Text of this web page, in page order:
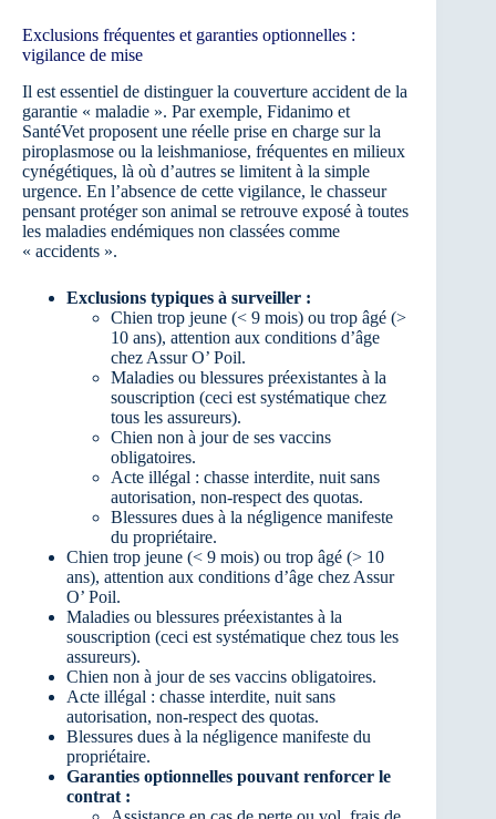
Exclusions fréquentes et garanties optionnelles :
vigilance de mise
Il est essentiel de distinguer la couverture accident de la
garantie « maladie ». Par exemple, Fidanimo et
SantéVet proposent une réelle prise en charge sur la
piroplasmose ou la leishmaniose, fréquentes en milieux
cynégétiques, là où d’autres se limitent à la simple
urgence. En l’absence de cette vigilance, le chasseur
pensant protéger son animal se retrouve exposé à toutes
les maladies endémiques non classées comme
« accidents ».
Exclusions typiques à surveiller :
Chien trop jeune (< 9 mois) ou trop âgé (>
10 ans), attention aux conditions d’âge
chez Assur O’ Poil.
Maladies ou blessures préexistantes à la
souscription (ceci est systématique chez
tous les assureurs).
Chien non à jour de ses vaccins
obligatoires.
Acte illégal : chasse interdite, nuit sans
autorisation, non-respect des quotas.
Blessures dues à la négligence manifeste
du propriétaire.
Chien trop jeune (< 9 mois) ou trop âgé (> 10
ans), attention aux conditions d’âge chez Assur
O’ Poil.
Maladies ou blessures préexistantes à la
souscription (ceci est systématique chez tous les
assureurs).
Chien non à jour de ses vaccins obligatoires.
Acte illégal : chasse interdite, nuit sans
autorisation, non-respect des quotas.
Blessures dues à la négligence manifeste du
propriétaire.
Garanties optionnelles pouvant renforcer le
contrat :